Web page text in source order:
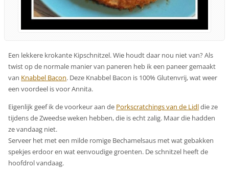
Een lekkere krokante Kipschnitzel. Wie houdt daar nou niet van? Als
twist op de normale manier van paneren heb ik een paneer gemaakt
van Knabbel Bacon. Deze Knabbel Bacon is 100% Glutenvrij, wat weer
een voordeel is voor Annita.
Eigenlijk geef ik de voorkeur aan de Porkscratchings van de Lidldie ze
tijdens de Zweedse weken hebben, die is echt zalig. Maar die hadden
ze vandaag niet.
Serveer het met een milde romige Bechamelsaus met wat gebakken
spekjes erdoor en wat eenvoudige groenten. De schnitzel heeft de
hoofdrol vandaag.